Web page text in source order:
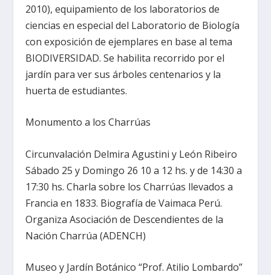
2010), equipamiento de los laboratorios de
ciencias en especial del Laboratorio de Biología
con exposición de ejemplares en base al tema
BIODIVERSIDAD. Se habilita recorrido por el
jardín para ver sus árboles centenarios y la
huerta de estudiantes.
Monumento a los Charrúas
Circunvalación Delmira Agustini y León Ribeiro
Sábado 25 y Domingo 26 10 a 12 hs. y de 14:30 a
17:30 hs. Charla sobre los Charrúas llevados a
Francia en 1833. Biografía de Vaimaca Perú.
Organiza Asociación de Descendientes de la
Nación Charrúa (ADENCH)
Museo y Jardín Botánico “Prof. Atilio Lombardo”